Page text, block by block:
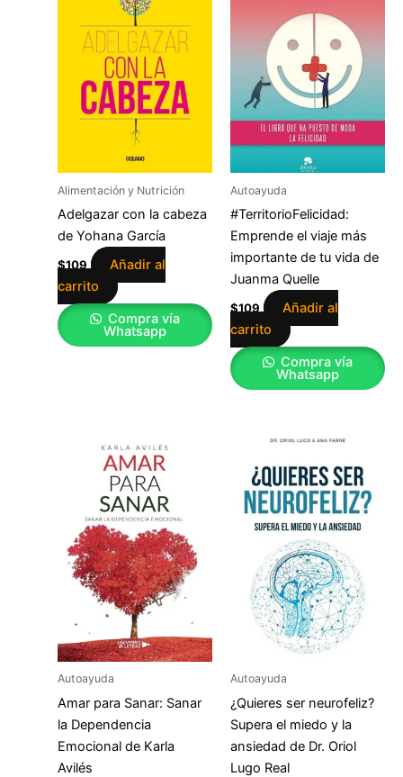
Alimentación y Nutrición
Adelgazar con la cabeza
de Yohana García
$109
Añadir al
carrito
Compra vía
Whatsapp
Autoayuda
#TerritorioFelicidad:
Emprende el viaje más
importante de tu vida de
Juanma Quelle
$109
Añadir al
carrito
Compra vía
Whatsapp
Autoayuda
Amar para Sanar: Sanar
la Dependencia
Emocional de Karla
Avilés
Autoayuda
¿Quieres ser neurofeliz?
Supera el miedo y la
ansiedad de Dr. Oriol
Lugo Real